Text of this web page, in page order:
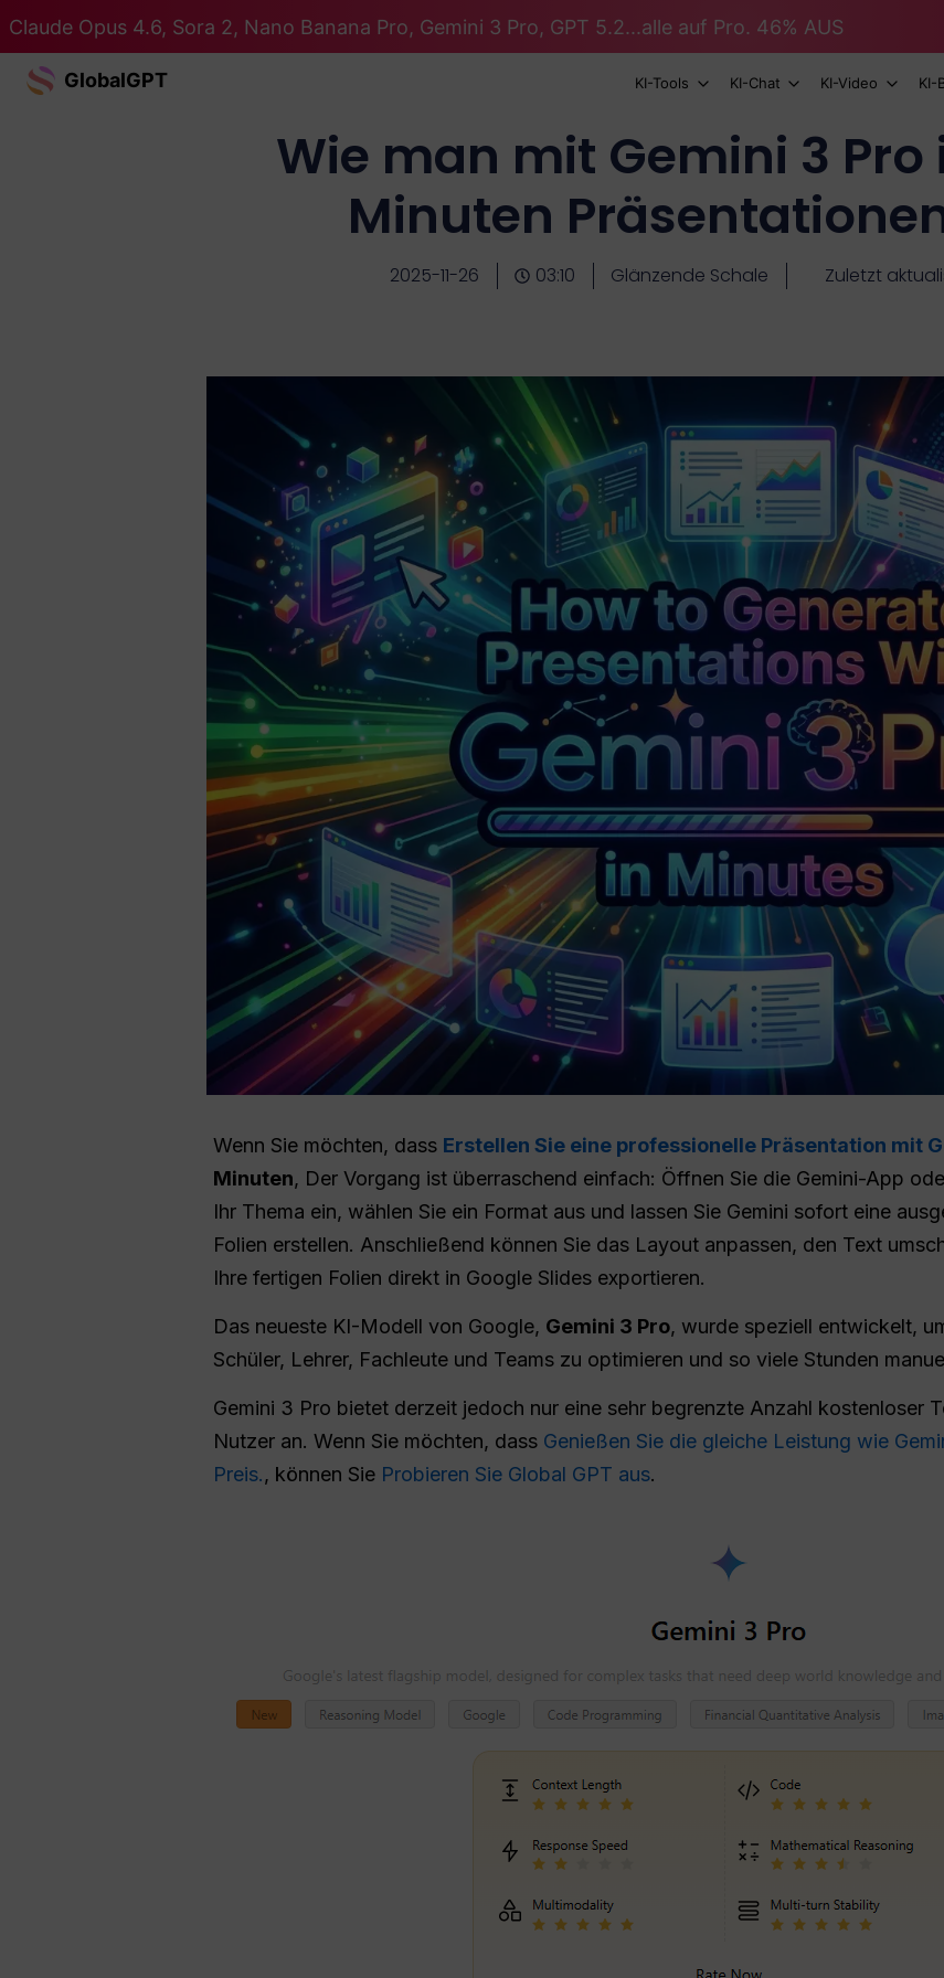
Claude Opus 4.6, Sora 2, Nano Banana Pro, Gemini 3 Pro, GPT 5.2...alle auf Pro. 46% AUS
GlobalGPT KI-Tools KI-Chat KI-Video KI-
Wie man mit Gemini 3
Minuten
2025-11-26 03:10 Glänzende Schale Zuletzt
Wenn Sie möchten, dass Erstellen Sie eine professionelle Präsentation mit
Minuten, Der Vorgang ist überraschend einfach: Öffnen Sie die Gemini-App
Ihr Thema ein, wählen Sie ein Format aus und lassen Sie Gemini sofort eine
Folien erstellen. Anschließend können Sie das Layout anpassen, den Text
Ihre fertigen Folien direkt in Google Slides exportieren.
Das neueste KI-Modell von Google, Gemini 3 Pro, wurde speziell entwickelt,
Schüler, Lehrer, Fachleute und Teams zu optimieren und so viele Stunden
Gemini 3 Pro bietet derzeit jedoch nur eine sehr begrenzte Anzahl kostenloser
Nutzer an. Wenn Sie möchten, dass Genießen Sie die gleiche Leistung wie
Preis., können Sie Probieren Sie Global GPT aus.